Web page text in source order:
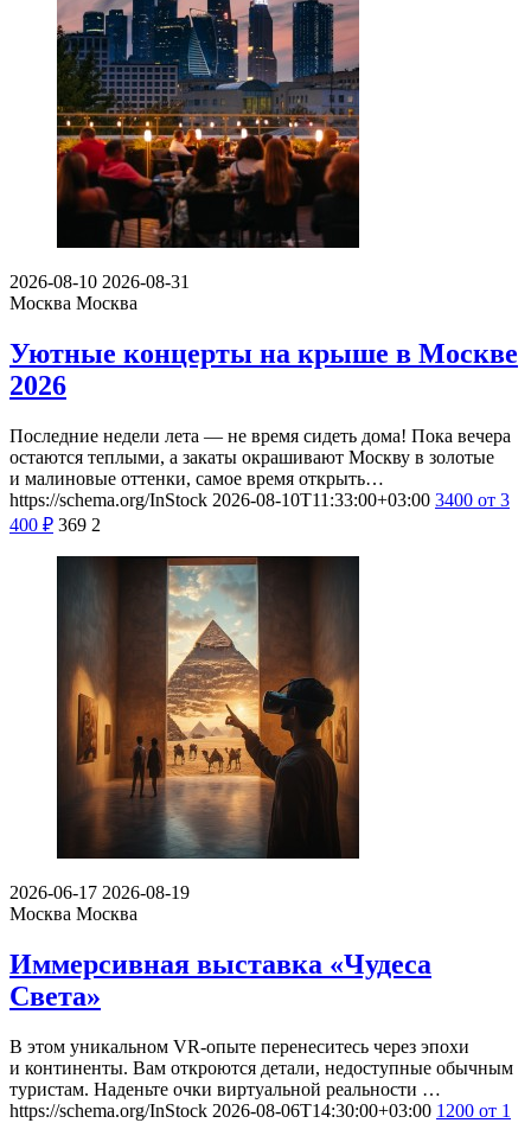
2026-08-10 2026-08-31
Москва Москва
Уютные концерты на крыше в Москве
2026
Последние недели лета — не время сидеть дома! Пока вечера
остаются теплыми, а закаты окрашивают Москву в золотые
и малиновые оттенки, самое время открыть…
https://schema.org/InStock 2026-08-10T11:33:00+03:00 3400 от 3
400 ₽ 369 2
2026-06-17 2026-08-19
Москва Москва
Иммерсивная выставка «Чудеса
Света»
В этом уникальном VR-опыте перенеситесь через эпохи
и континенты. Вам откроются детали, недоступные обычным
туристам. Наденьте очки виртуальной реальности …
https://schema.org/InStock 2026-08-06T14:30:00+03:00 1200 от 1